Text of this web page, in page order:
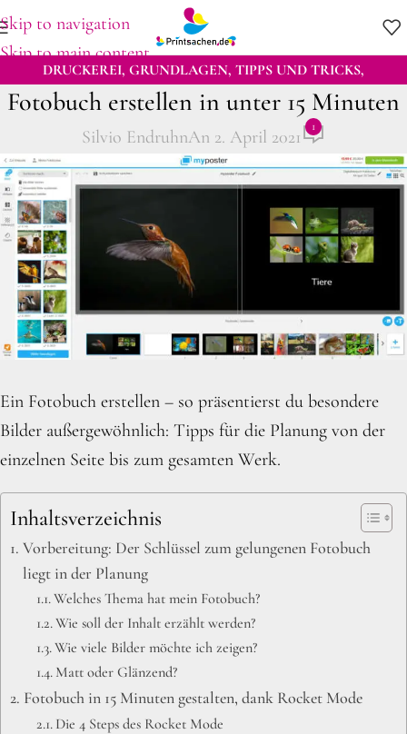
Skip to navigation
Skip to main content
DRUCKEREI, GRUNDLAGEN, TIPPS UND TRICKS,
TUTORIALS,WISSENSWERTES
Fotobuch erstellen in unter 15 Minuten
Silvio EndruhnAn 2. April 2021 1
Ein Fotobuch erstellen – so präsentierst du besondere
Bilder außergewöhnlich: Tipps für die Planung von der
einzelnen Seite bis zum gesamten Werk.
Inhaltsverzeichnis
Vorbereitung: Der Schlüssel zum gelungenen Fotobuch
liegt in der Planung
Welches Thema hat mein Fotobuch?
Wie soll der Inhalt erzählt werden?
Wie viele Bilder möchte ich zeigen?
Matt oder Glänzend?
Fotobuch in 15 Minuten gestalten, dank Rocket Mode
Die 4 Steps des Rocket Mode